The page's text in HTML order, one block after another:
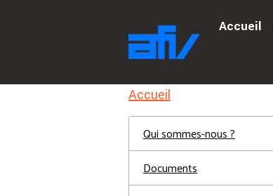
Accueil
Accueil
Qui sommes-nous ?
Documents